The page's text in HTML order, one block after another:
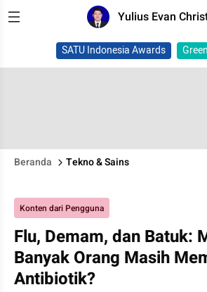
Yulius Evan
SATU Indonesia Awards
Beranda Tekno & Sains
Konten dari Pengguna
Flu, Demam, dan Batuk:
Banyak Orang Masih
Antibiotik?